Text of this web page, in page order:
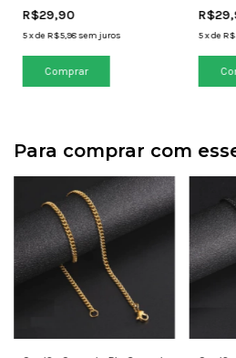
R$29,90
5xdeR$5,98sem juros
Comprar
5xde
Para comprar com